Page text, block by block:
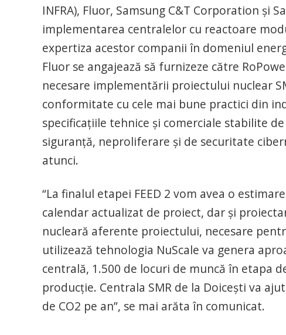
INFRA), Fluor, Samsung C&T Corporation și
implementarea centralelor cu reactoare
expertiza acestor companii în domeniul
Fluor se angajează să furnizeze către
necesare implementării proiectului nuclear
conformitate cu cele mai bune practici din
specificațiile tehnice și comerciale stabilite
siguranță, neproliferare și de securitate
atunci.
“La finalul etapei FEED 2 vom avea o
calendar actualizat de proiect, dar și
nucleară aferente proiectului, necesare
utilizează tehnologia NuScale va genera
centrală, 1.500 de locuri de muncă în etapa
producție. Centrala SMR de la Doicești va
de CO2 pe an”, se mai arăta în comunicat.